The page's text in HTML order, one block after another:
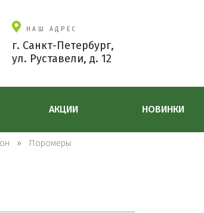
НАШ АДРЕС
г. Санкт-Петербург,
ул. Руставели, д. 12
АКЦИИ НОВИНКИ
Поромеры